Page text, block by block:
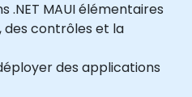
.NET MAUI élémentaires
des contrôles et la
des applications